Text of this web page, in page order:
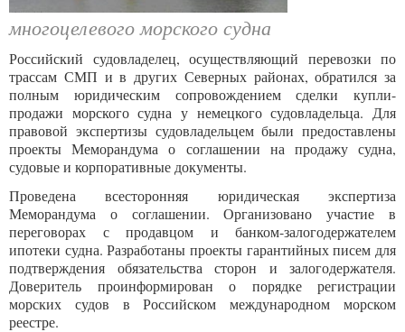
многоцелевого морского судна
Российский судовладелец, осуществляющий перевозки по
трассам СМП и в других Северных районах, обратился за
полным юридическим сопровождением сделки купли-
продажи морского судна у немецкого судовладельца. Для
правовой экспертизы судовладельцем были предоставлены
проекты Меморандума о соглашении на продажу судна,
судовые и корпоративные документы.
Проведена всесторонняя юридическая экспертиза
Меморандума о соглашении. Организовано участие в
переговорах с продавцом и банком-залогодержателем
ипотеки судна. Разработаны проекты гарантийных писем для
подтверждения обязательства сторон и залогодержателя.
Доверитель проинформирован о порядке регистрации
морских судов в Российском международном морском
реестре.